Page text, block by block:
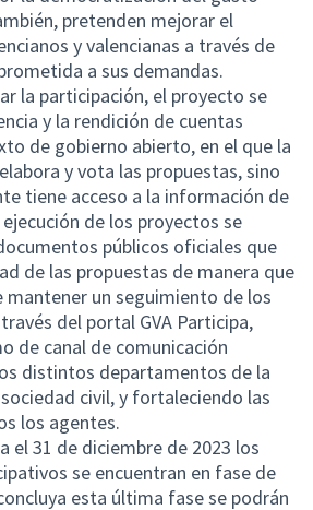
pretenden mejorar el
y valencianas a través de
a sus demandas.
la participación, el proyecto se
y la rendición de cuentas
de gobierno abierto, en el que la
y vota las propuestas, sino
tiene acceso a la información de
de los proyectos se
públicos oficiales que
de las propuestas de manera que
mantener un seguimiento de los
del portal GVA Participa,
de canal de comunicación
distintos departamentos de la
civil, y fortaleciendo las
los agentes.
el 31 de diciembre de 2023 los
se encuentran en fase de
esta última fase se podrán